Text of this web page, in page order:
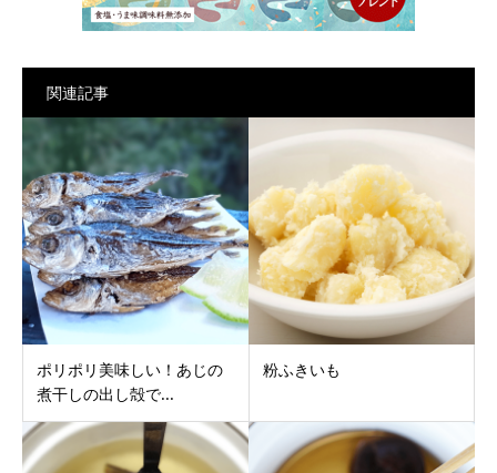
関連記事
ポリポリ美味しい！あじの
煮干しの出し殻で...
粉ふきいも